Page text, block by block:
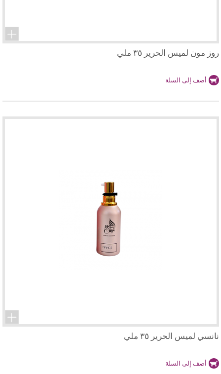
روز مون لميس الحرير ٣٥ ملي
نانسي لميس الحرير ٣٥ ملي